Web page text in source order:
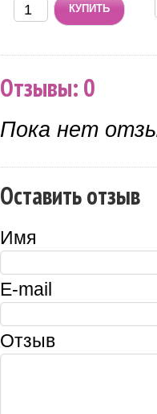
Отзывы: 0
Пока нет
Оставить отзыв
Имя
E-mail
Отзыв